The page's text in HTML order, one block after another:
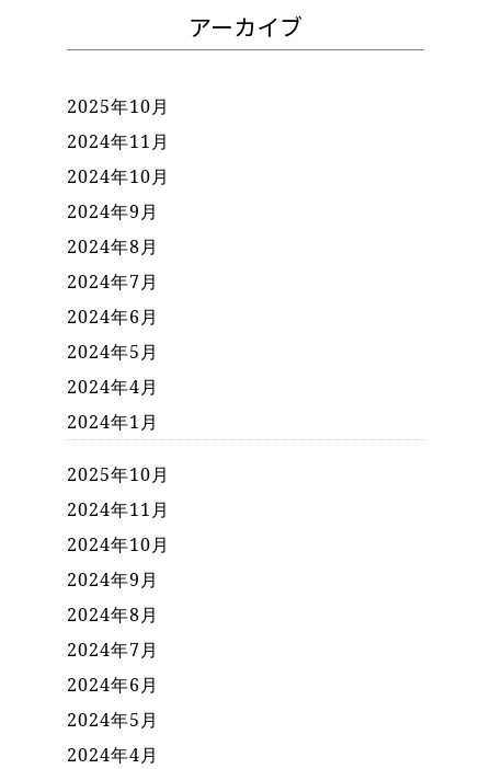
アーカイブ
2025年10月
2024年11月
2024年10月
2024年9月
2024年8月
2024年7月
2024年6月
2024年5月
2024年4月
2024年1月
2025年10月
2024年11月
2024年10月
2024年9月
2024年8月
2024年7月
2024年6月
2024年5月
2024年4月